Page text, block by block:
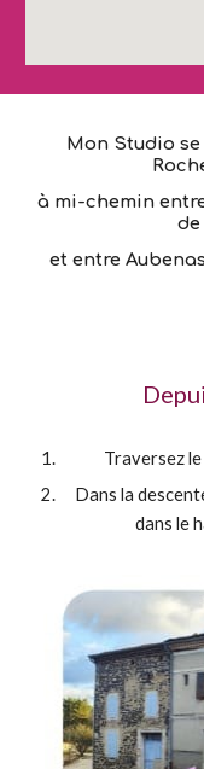
Mon Studio
à mi-chemin entre
de
et entre
Traversez
Dans la
dans le